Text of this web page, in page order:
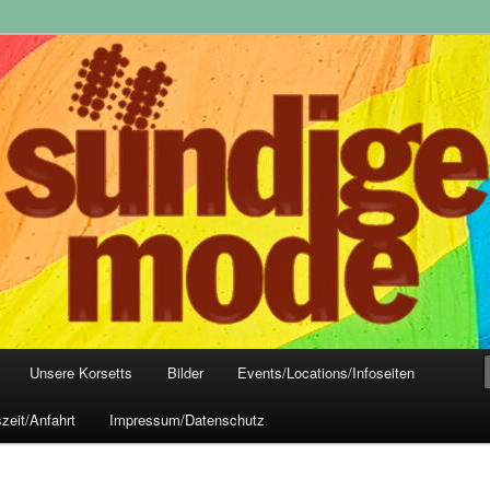
Frankfurt
Mode, Club- und Dark-Wear seit 2004
Unsere Korsetts Bilder Events/Locations/Infoseiten
Anfahrt Impressum/Datenschutz